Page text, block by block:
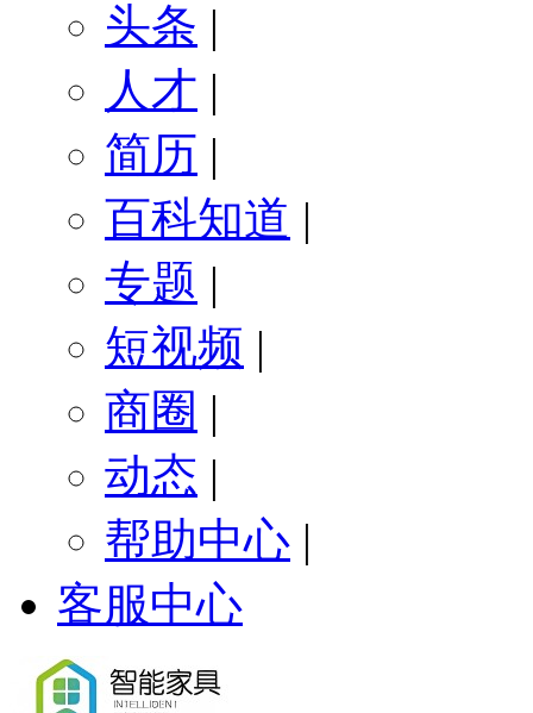
头条 |
人才 |
简历 |
百科知道 |
专题 |
短视频 |
商圈 |
动态 |
帮助中心 |
客服中心